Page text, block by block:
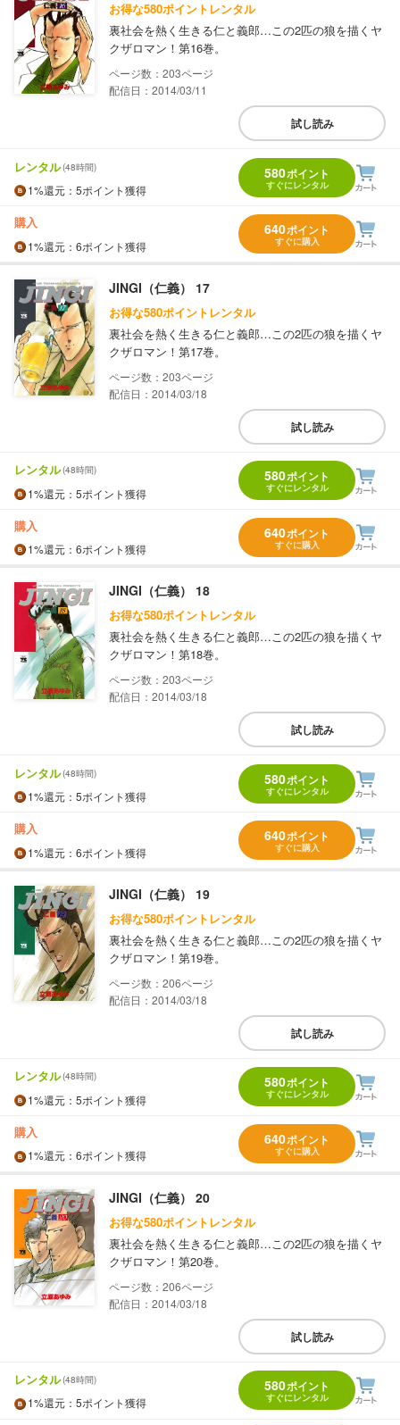
お得な580ポイントレンタル
裏社会を熱く生きる仁と義郎…この2匹の狼を描くヤ
クザロマン！第16巻。
203
配信日：2014/03/11
試し読み
レンタル(48時間)
1%還元 ：5ポイント獲得
580ポイント
すぐにレンタル
購入
1%還元 ：6ポイント獲得
640ポイント
すぐに購入
JINGI（仁義） 17
お得な580ポイントレンタル
裏社会を熱く生きる仁と義郎…この2匹の狼を描くヤ
クザロマン！第17巻。
203
配信日：2014/03/18
試し読み
レンタル(48時間)
1%還元 ：5ポイント獲得
580ポイント
すぐにレンタル
購入
1%還元 ：6ポイント獲得
640ポイント
すぐに購入
JINGI（仁義） 18
お得な580ポイントレンタル
裏社会を熱く生きる仁と義郎…この2匹の狼を描くヤ
クザロマン！第18巻。
203
配信日：2014/03/18
試し読み
レンタル(48時間)
1%還元 ：5ポイント獲得
580ポイント
すぐにレンタル
購入
1%還元 ：6ポイント獲得
640ポイント
すぐに購入
JINGI（仁義） 19
お得な580ポイントレンタル
裏社会を熱く生きる仁と義郎…この2匹の狼を描くヤ
クザロマン！第19巻。
206
配信日：2014/03/18
試し読み
レンタル(48時間)
1%還元 ：5ポイント獲得
580ポイント
すぐにレンタル
購入
1%還元 ：6ポイント獲得
640ポイント
すぐに購入
JINGI（仁義） 20
お得な580ポイントレンタル
裏社会を熱く生きる仁と義郎…この2匹の狼を描くヤ
クザロマン！第20巻。
206
配信日：2014/03/18
試し読み
レンタル(48時間)
1%還元 ：5ポイント獲得
580ポイント
すぐにレンタル